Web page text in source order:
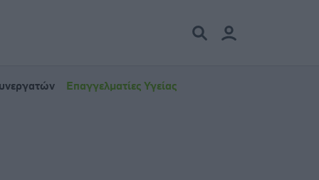
Επαγγελματίες Υγείας